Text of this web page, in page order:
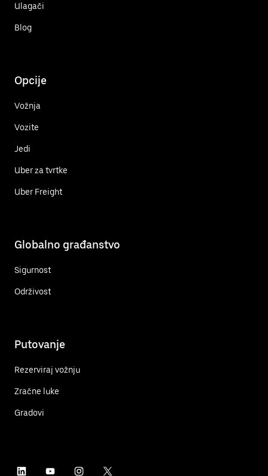
Ulagači
Blog
Opcije
Vožnja
Vozite
Jedi
Uber za tvrtke
Uber Freight
Globalno građanstvo
Sigurnost
Održivost
Putovanje
Rezerviraj vožnju
Zračne luke
Gradovi